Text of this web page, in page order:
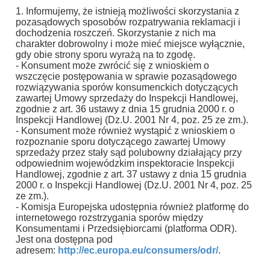
1. Informujemy, że istnieją możliwości skorzystania z
pozasądowych sposobów rozpatrywania reklamacji i
dochodzenia roszczeń. Skorzystanie z nich ma
charakter dobrowolny i może mieć miejsce wyłącznie,
gdy obie strony sporu wyrażą na to zgodę.
- Konsument może zwrócić się z wnioskiem o
wszczęcie postępowania w sprawie pozasądowego
rozwiązywania sporów konsumenckich dotyczących
zawartej Umowy sprzedaży do Inspekcji Handlowej,
zgodnie z art. 36 ustawy z dnia 15 grudnia 2000 r. o
Inspekcji Handlowej (Dz.U. 2001 Nr 4, poz. 25 ze zm.).
- Konsument może również wystąpić z wnioskiem o
rozpoznanie sporu dotyczącego zawartej Umowy
sprzedaży przez stały sąd polubowny działający przy
odpowiednim wojewódzkim inspektoracie Inspekcji
Handlowej, zgodnie z art. 37 ustawy z dnia 15 grudnia
2000 r. o Inspekcji Handlowej (Dz.U. 2001 Nr 4, poz. 25
ze zm.).
- Komisja Europejska udostępnia również platformę do
internetowego rozstrzygania sporów między
Konsumentami i Przedsiębiorcami (platforma ODR).
Jest ona dostępna pod
adresem: http://ec.europa.eu/consumers/odr/.